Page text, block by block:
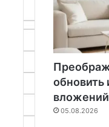
обновить
вложений
05.08.2026